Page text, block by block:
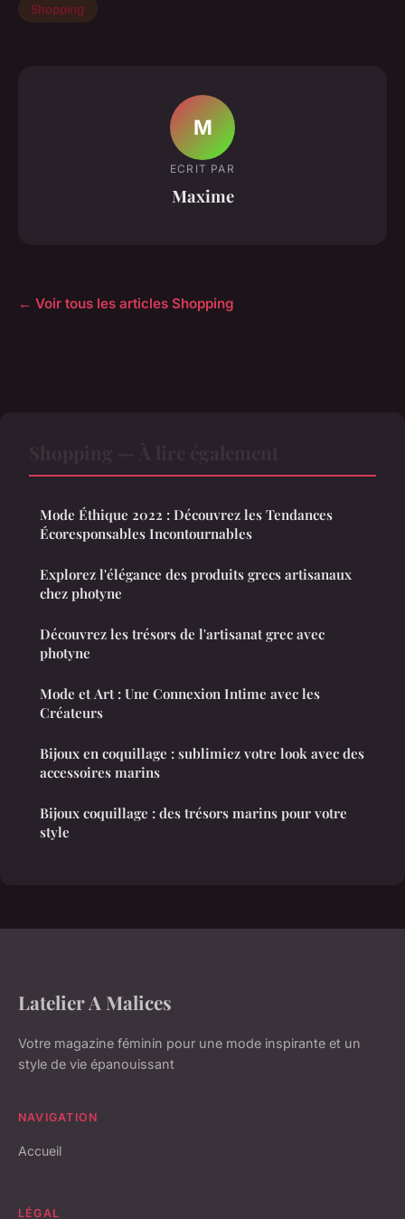
Shopping
M
ECRIT PAR
Maxime
← Voir tous les articles Shopping
Mode Éthique 2022 : Découvrez les Tendances
Écoresponsables Incontournables
Explorez l'élégance des produits grecs artisanaux
chez photyne
Découvrez les trésors de l'artisanat grec avec
photyne
Mode et Art : Une Connexion Intime avec les
Créateurs
Bijoux en coquillage : sublimiez votre look avec des
accessoires marins
Bijoux coquillage : des trésors marins pour votre
style
Latelier A Malices
Votre magazine féminin pour une mode inspirante et un
style de vie épanouissant
NAVIGATION
Accueil
LÉGAL